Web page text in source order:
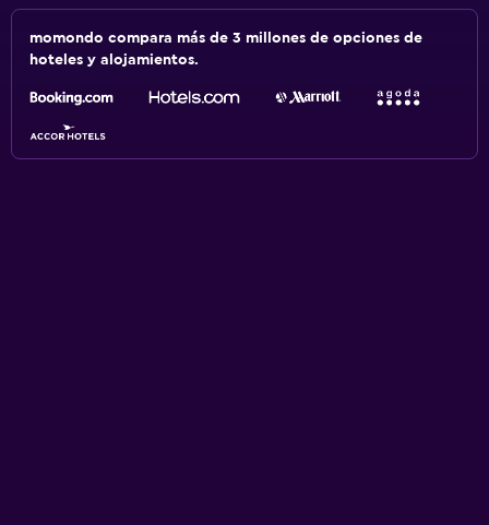
momondo compara más de 3 millones de opciones de
hoteles y alojamientos.